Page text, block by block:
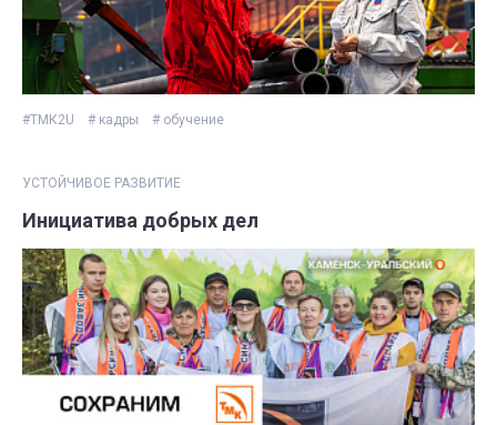
#ТМК2U # кадры # обучение
УСТОЙЧИВОЕ РАЗВИТИЕ
Инициатива добрых дел